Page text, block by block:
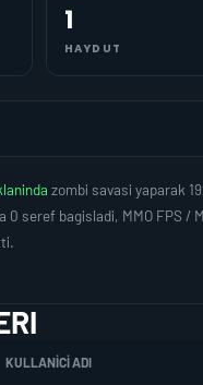
1
HAYDUT
zombi savasi yaparak
0 seref bagisladi, MMO FPS /
KULLANICI ADI